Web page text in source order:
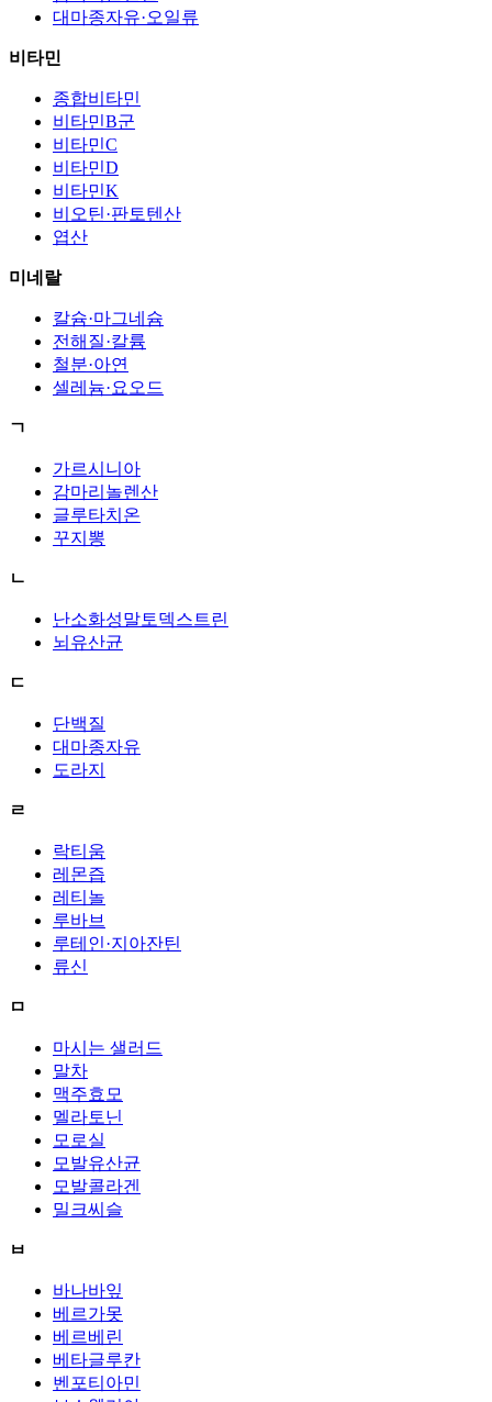
대마종자유·오일류
비타민
종합비타민
비타민B군
비타민C
비타민D
비타민K
비오틴·판토텐산
엽산
미네랄
칼슘·마그네슘
전해질·칼륨
철분·아연
셀레늄·요오드
ㄱ
가르시니아
감마리놀렌산
글루타치온
꾸지뽕
ㄴ
난소화성말토덱스트린
뇌유산균
ㄷ
단백질
대마종자유
도라지
ㄹ
락티움
레몬즙
레티놀
루바브
루테인·지아잔틴
류신
ㅁ
마시는 샐러드
말차
맥주효모
멜라토닌
모로실
모발유산균
모발콜라겐
밀크씨슬
ㅂ
바나바잎
베르가못
베르베린
베타글루칸
벤포티아민